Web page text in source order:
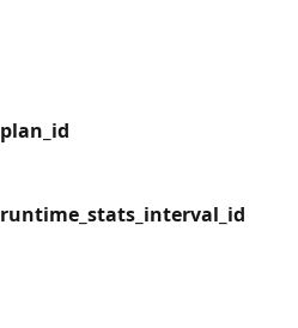
plan_id
runtime_stats_interval_id